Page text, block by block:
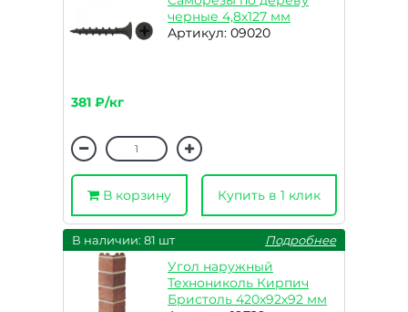
черные 4,8х127 мм
Артикул: 09020
381 ₽/кг
В корзину Купить в 1 клик
В наличии: 81 шт Подробнее
Угол наружный
Технониколь Кирпич
Бристоль 420х92х92 мм